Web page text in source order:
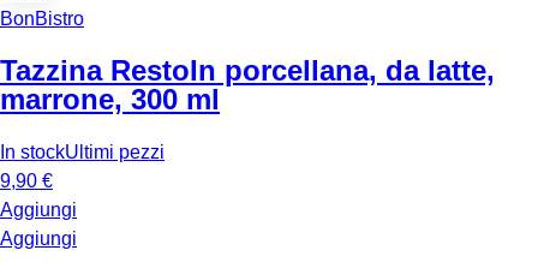
BonBistro
Tazzina RestoIn porcellana, da latte,
marrone, 300 ml
In stockUltimi pezzi
9,90 €
Aggiungi
Aggiungi